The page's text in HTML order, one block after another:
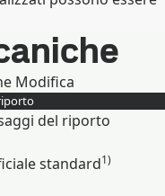
Modifica
del riporto
standard1)